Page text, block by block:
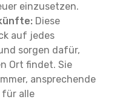
einzusetzen.
Diese
auf jedes
sorgen dafür,
Ort findet. Sie
ansprechende
für alle